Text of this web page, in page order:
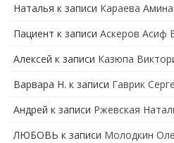
Наталья к записи Караева
Пациент к записи Аскеров Асиф
Алексей к записи Казюпа
Варвара Н. к записи Гаврик
Андрей к записи Ржевская
ЛЮБОВЬ к записи Молодкин